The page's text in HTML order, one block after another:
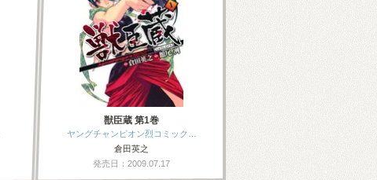
獣臣蔵 第1巻
ヤングチャンピオン烈コミック…
倉田英之
発売日：2009.07.17